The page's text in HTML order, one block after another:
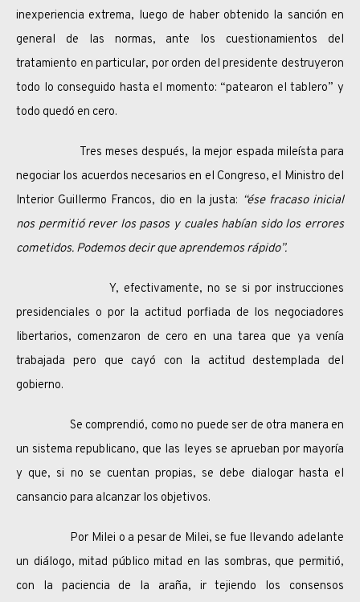
inexperiencia extrema, luego de haber obtenido la sanción en
general de las normas, ante los cuestionamientos del
tratamiento en particular, por orden del presidente destruyeron
todo lo conseguido hasta el momento: “patearon el tablero” y
todo quedó en cero.
Tres meses después, la mejor espada mileísta para
negociar los acuerdos necesarios en el Congreso, el Ministro del
Interior Guillermo Francos, dio en la justa: “ése fracaso inicial
nos permitió rever los pasos y cuales habían sido los errores
cometidos. Podemos decir que aprendemos rápido”.
Y, efectivamente, no se si por instrucciones
presidenciales o por la actitud porfiada de los negociadores
libertarios, comenzaron de cero en una tarea que ya venía
trabajada pero que cayó con la actitud destemplada del
gobierno.
Se comprendió, como no puede ser de otra manera en
un sistema republicano, que las leyes se aprueban por mayoría
y que, si no se cuentan propias, se debe dialogar hasta el
cansancio para alcanzar los objetivos.
Por Milei o a pesar de Milei, se fue llevando adelante
un diálogo, mitad público mitad en las sombras, que permitió,
con la paciencia de la araña, ir tejiendo los consensos